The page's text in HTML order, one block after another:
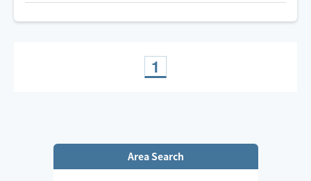
⚠︎当日のリクエストは
伺えない事もございますので
1
Area Search